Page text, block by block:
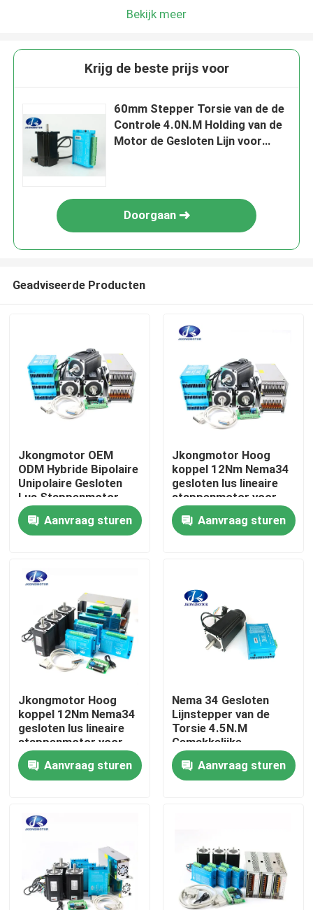
Huis
Ongeveer ons
Fabrieksreis
Contacteer ons
Verzoek om een Citaat
met een ingebouwde stapsservo-motor
Geïntegreerde DC-servomotor
Brushless gelijkstroom-Motor
Bekijk meer
Krijg de beste prijs voor
60mm Stepper Torsie van de de
Controle 4.0N.M Holding van de
Motor de Gesloten Lijn voor
Doorgaan
Geadviseerde Producten
Jkongmotor OEM
ODM Hybride Bipolaire
Unipolaire Gesloten
Lus Stappenmotor
Stappen Servomotor
met Versnellingsbak
Rem Geïntegreerde
Aanvraag sturen
Jkongmotor Hoog
koppel 12Nm Nema34
gesloten lus lineaire
stappenmotor voor
seksmachine met
encoder en driver
Aanvraag sturen
Jkongmotor Hoog
koppel 12Nm Nema34
gesloten lus lineaire
stappenmotor voor
seksmachine met
encoder en driver
Aanvraag sturen
Nema 34 Gesloten
Lijnstepper van de
Torsie 4.5N.M
Gemakkelijke
Servomotorfor van
Motorsysterm Hoge
het Malenmachine
Aanvraag sturen